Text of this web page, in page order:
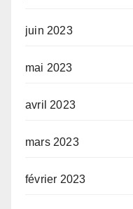
juin 2023
mai 2023
avril 2023
mars 2023
février 2023